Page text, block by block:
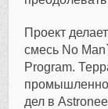
Проект
смесь No
Program.
дел в